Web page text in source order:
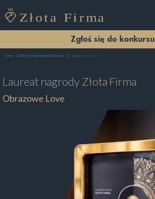
Zgłoś się do konkursu
Home Sklep z Podarunkami Września Obrazowe Love
Laureat nagrodyZłota Firma
Obrazowe Love